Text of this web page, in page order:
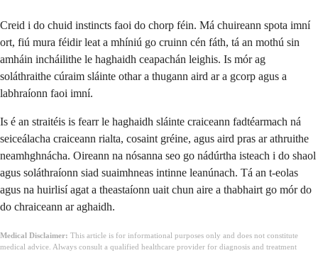
Creid i do chuid instincts faoi do chorp féin. Má chuireann spota imní
ort, fiú mura féidir leat a mhíniú go cruinn cén fáth, tá an mothú sin
amháin incháilithe le haghaidh ceapachán leighis. Is mór ag
soláthraithe cúraim sláinte othar a thugann aird ar a gcorp agus a
labhraíonn faoi imní.
Is é an straitéis is fearr le haghaidh sláinte craiceann fadtéarmach ná
seiceálacha craiceann rialta, cosaint gréine, agus aird pras ar athruithe
neamhghnácha. Oireann na nósanna seo go nádúrtha isteach i do shaol
agus soláthraíonn siad suaimhneas intinne leanúnach. Tá an t-eolas
agus na huirlisí agat a theastaíonn uait chun aire a thabhairt go mór do
do chraiceann ar aghaidh.
Medical Disclaimer: This article is for informational purposes only and does not constitute
medical advice. Always consult a qualified healthcare provider for diagnosis and treatment